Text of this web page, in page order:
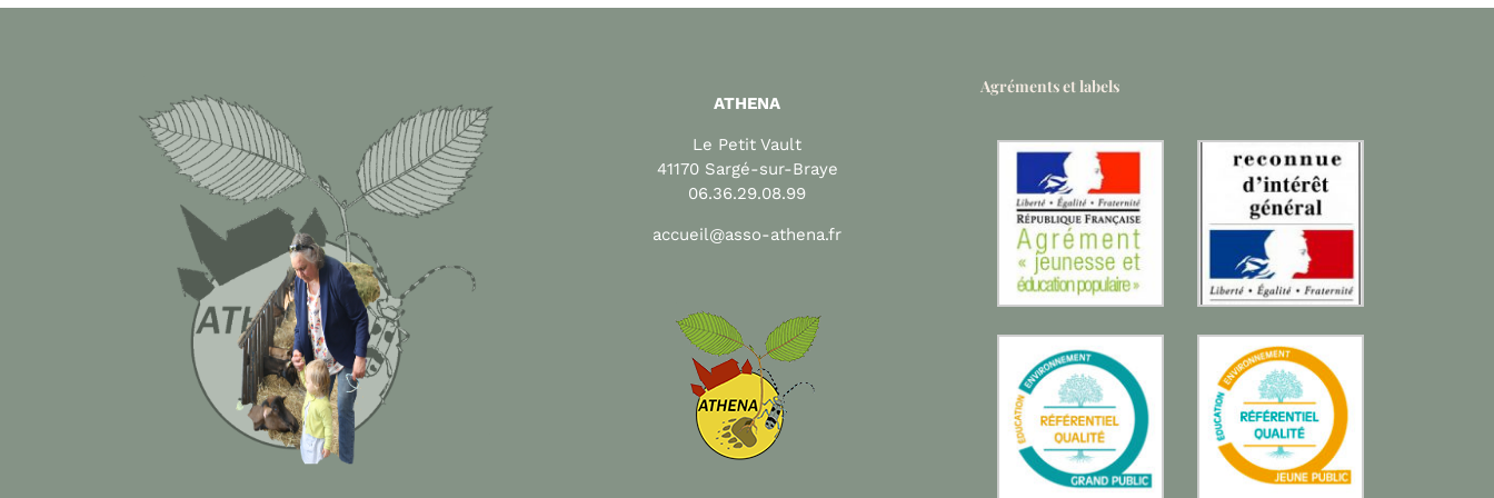
ATHENA
Le Petit Vault
41170 Sargé-sur-Braye
06.36.29.08.99
accueil@asso-athena.fr
Agréments et labels